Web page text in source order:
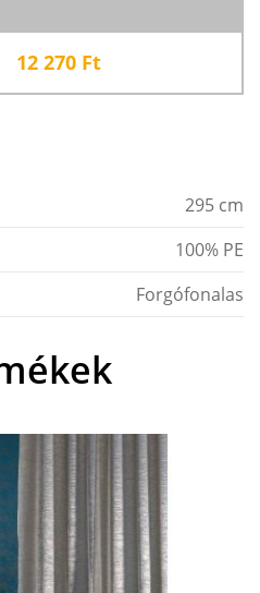
12 270 Ft
295 cm
100% PE
Forgófonalas